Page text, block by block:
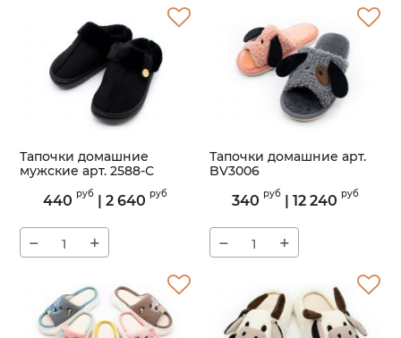
Тапочки домашние
мужские арт. 2588-С
Артикул: 2588-С
440 руб | 2 640 руб
− +
Тапочки домашние арт.
BV3006
BV3006
340 руб| 12 240 руб
− +